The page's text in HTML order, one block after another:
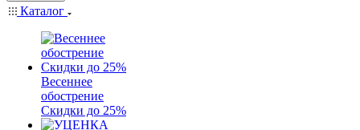
Каталог
Весеннее
обострение
Скидки до 25%